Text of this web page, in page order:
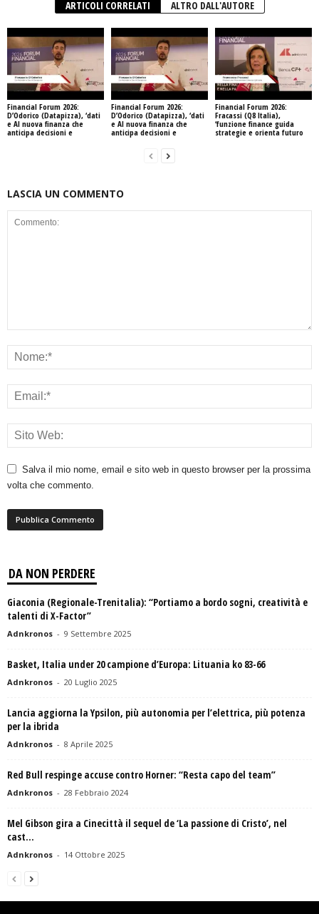
ARTICOLI CORRELATI ALTRO DALL'AUTORE
Financial Forum 2026:
D’Odorico (Datapizza), ‘dati
e AI nuova finanza che
anticipa decisioni e
Financial Forum 2026:
D’Odorico (Datapizza), ‘dati
e AI nuova finanza che
anticipa decisioni e
Financial Forum 2026:
Fracassi (Q8 Italia),
‘funzione finance guida
strategie e orienta futuro
LASCIA UN COMMENTO
Salva il mio nome, email e sito web in questo browser per la prossima
volta che commento.
DA NON PERDERE
Giaconia (Regionale-Trenitalia): “Portiamo a bordo sogni, creatività e
talenti di X-Factor”
Adnkronos - 9 Settembre 2025
Basket, Italia under 20 campione d’Europa: Lituania ko 83-66
Adnkronos - 20 Luglio 2025
Lancia aggiorna la Ypsilon, più autonomia per l’elettrica, più potenza
per la ibrida
Adnkronos - 8 Aprile 2025
Red Bull respinge accuse contro Horner: “Resta capo del team”
Adnkronos - 28 Febbraio 2024
Mel Gibson gira a Cinecittà il sequel de ‘La passione di Cristo’, nel
cast...
Adnkronos - 14 Ottobre 2025